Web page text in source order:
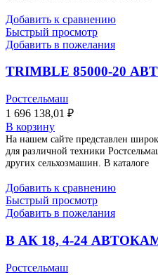
Добавить к сравнению
Быстрый просмотр
Добавить в пожелания
TRIMBLE 85000-20
Ростсельмаш
1 696 138,01 ₽
В корзину
На нашем сайте представлен
для различной техники
других сельхозмашин. В каталоге
Добавить к сравнению
Быстрый просмотр
Добавить в пожелания
В АК 18, 4-24
Ростсельмаш